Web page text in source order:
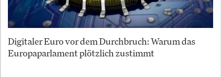
Digitaler Euro vor dem Durchbruch: Warum das
Europaparlament plötzlich zustimmt